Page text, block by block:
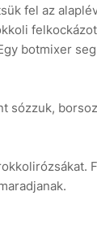
fel az
botmixer
sózzuk,